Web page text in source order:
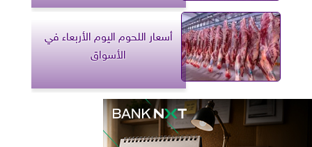
أسعار اللحوم اليوم الأربعاء في
الأسواق